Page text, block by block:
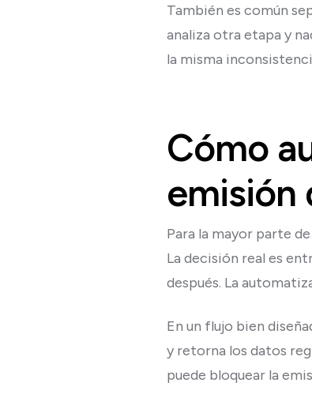
También es común
analiza otra etapa y
la misma
Cómo
emisión
Para la mayor parte
La decisión real es
después. La
En un flujo bien
y retorna los datos
puede bloquear la